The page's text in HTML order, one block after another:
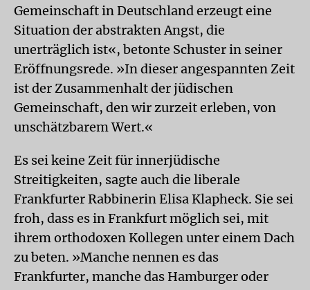
Gemeinschaft in Deutschland erzeugt eine
Situation der abstrakten Angst, die
unerträglich ist«, betonte Schuster in seiner
Eröffnungsrede. »In dieser angespannten Zeit
ist der Zusammenhalt der jüdischen
Gemeinschaft, den wir zurzeit erleben, von
unschätzbarem Wert.«
Es sei keine Zeit für innerjüdische
Streitigkeiten, sagte auch die liberale
Frankfurter Rabbinerin Elisa Klapheck. Sie sei
froh, dass es in Frankfurt möglich sei, mit
ihrem orthodoxen Kollegen unter einem Dach
zu beten. »Manche nennen es das
Frankfurter, manche das Hamburger oder